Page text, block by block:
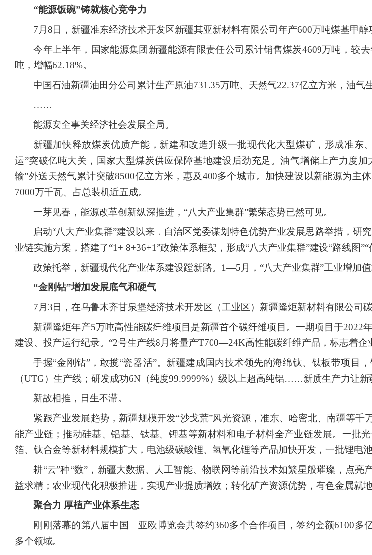
“能源饭碗”铸就核心竞争力
7月8日，新疆准东经济技术开发区新疆其亚新材料有限公司年产600万吨煤基甲
今年上半年，国家能源集团新疆能源有限责任公司累计销售煤炭4609万吨，较
吨，增幅62.18%。
中国石油新疆油田分公司累计生产原油731.35万吨、天然气22.37亿立方米，油气
……
能源安全事关经济社会发展全局。
新疆加快释放煤炭优质产能，新建和改造升级一批现代化大型煤矿，形成准东
运”突破亿吨大关，国家大型煤炭供应保障基地建设后劲充足。油气增储上产力度
输”外送天然气累计突破8500亿立方米，惠及400多个城市。加快建设以新能源为
7000万千瓦、占总装机近五成。
一芽见春，能源改革创新纵深推进， “八大产业集群”繁荣态势已然可见。
启动“八大产业集群”建设以来，自治区党委谋划特色优势产业发展思路举措，
业链实施方案，搭建了“1+ 8+36+1”政策体系框架，形成“八大产业集群”建设“路线图”“
政策托举，新疆现代化产业体系建设蹚新路。 1—5月，“八大产业集群”工业增加值
“金刚钻”增加发展底气和硬气
7月3日，在乌鲁木齐甘泉堡经济技术开发区（工业区）新疆隆炬新材料有限公
新疆隆炬年产5万吨高性能碳纤维项目是新疆首个碳纤维项目。一期项目于2022
建设、投产运行纪录。“2号生产线8月将量产T700—24K高性能碳纤维产品，标志着
手握“金刚钻”，敢揽“瓷器活”。新疆建成国内技术领先的海绵钛、钛板带项目
（UTG）生产线；研发成功6N（纯度99.9999%）级以上超高纯铝……新质生产力让新
新故相推，日生不滞。
紧跟产业发展趋势，新疆规模开发“沙戈荒”风光资源，准东、哈密北、南疆等
能产业链；推动硅基、铝基、钛基、锂基等新材料和电子材料全产业链发展。一批
箔、钛合金等新材料规模扩大，电池级碳酸锂、氢氧化锂等产品加快开发，一批锂电
耕“云”种“数”，新疆大数据、人工智能、物联网等前沿技术如繁星般璀璨，点
益求精；农业现代化积极推进，实现产业提质增效；转化矿产资源优势，有色金属就
聚合力 厚植产业体系生态
刚刚落幕的第八届中国—亚欧博览会共签约360多个合作项目，签约金额6100多
多个领域。